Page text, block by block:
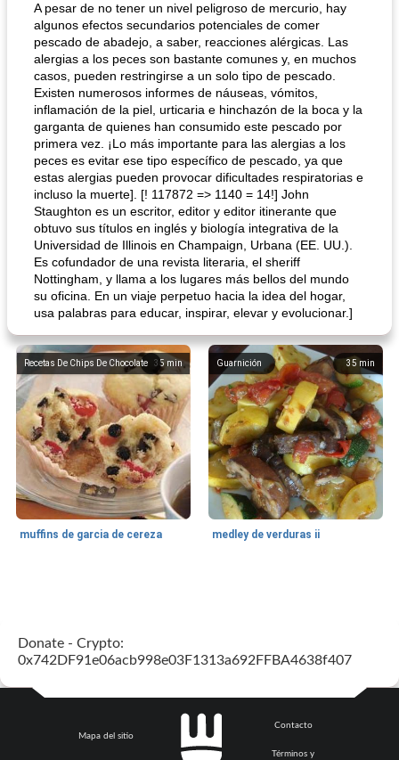
A pesar de no tener un nivel peligroso de mercurio, hay
algunos efectos secundarios potenciales de comer
pescado de abadejo, a saber, reacciones alérgicas. Las
alergias a los peces son bastante comunes y, en muchos
casos, pueden restringirse a un solo tipo de pescado.
Existen numerosos informes de náuseas, vómitos,
inflamación de la piel, urticaria e hinchazón de la boca y la
garganta de quienes han consumido este pescado por
primera vez. ¡Lo más importante para las alergias a los
peces es evitar ese tipo específico de pescado, ya que
estas alergias pueden provocar dificultades respiratorias e
incluso la muerte]. [! 117872 => 1140 = 14!] John
Staughton es un escritor, editor y editor itinerante que
obtuvo sus títulos en inglés y biología integrativa de la
Universidad de Illinois en Champaign, Urbana (EE. UU.).
Es cofundador de una revista literaria, el sheriff
Nottingham, y llama a los lugares más bellos del mundo
su oficina. En un viaje perpetuo hacia la idea del hogar,
usa palabras para educar, inspirar, elevar y evolucionar.]
35 min
Recetas De Chips De Chocolate
muffins de garcia de cereza
35 min
Guarnición
medley de verduras ii
barras de manzana con canela y corteza de mijo
Donate - Crypto:
0x742DF91e06acb998e03F1313a692FFBA4638f407
Mapa del sitio
Contacto
Términos y